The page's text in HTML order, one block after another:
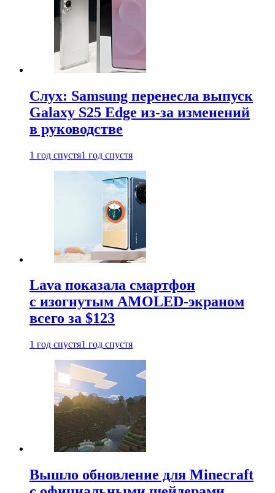
Слух: Samsung перенесла выпуск
Galaxy S25 Edge из-за изменений
в руководстве
1 год спустя1 год спустя
Lava показала смартфон
с изогнутым AMOLED-экраном
всего за $123
1 год спустя1 год спустя
Вышло обновление для Minecraft